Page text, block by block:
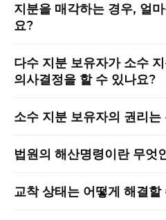
지분을 매각하는 경우, 얼
요?
다수 지분 보유자가 소수
의사결정을 할 수 있나요?
소수 지분 보유자의 권리는
법원의 해산명령이란 무엇
교착 상태는 어떻게 해결할